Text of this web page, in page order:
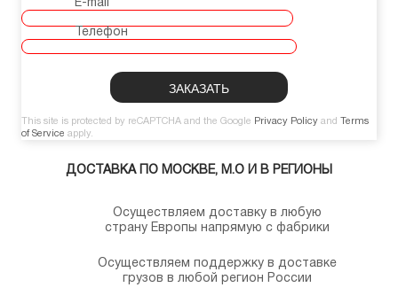
E-mail
Телефон
This site is protected by reCAPTCHA and the Google Privacy Policy and
Terms
of Service apply.
ДОСТАВКА ПО МОСКВЕ, М.О И В РЕГИОНЫ
Осуществляем доставку в любую
страну Европы напрямую с фабрики
Осуществляем поддержку в доставке
грузов в любой регион России